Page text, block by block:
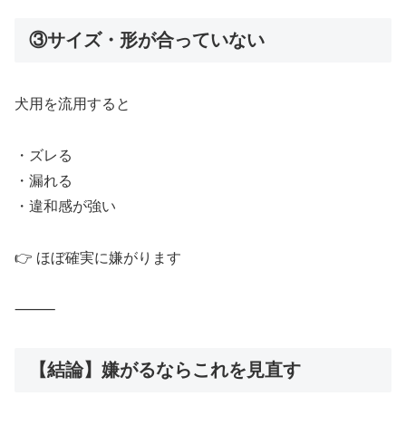
③サイズ・形が合っていない
犬用を流用すると
・ズレる
・漏れる
・違和感が強い
👉 ほぼ確実に嫌がります
⸻
【結論】嫌がるならこれを見直す